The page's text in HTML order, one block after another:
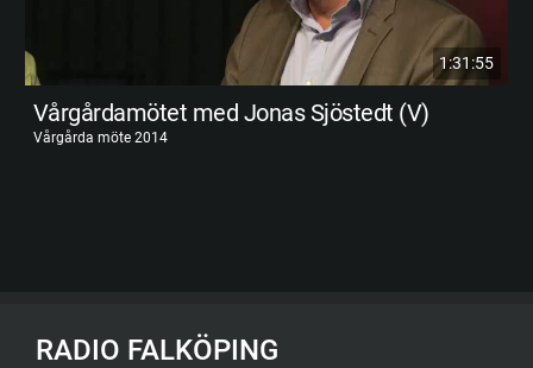
1:31:55
Vårgårdamötet med Jonas Sjöstedt (V)
Vårgårda möte 2014
RADIO FALKÖPING